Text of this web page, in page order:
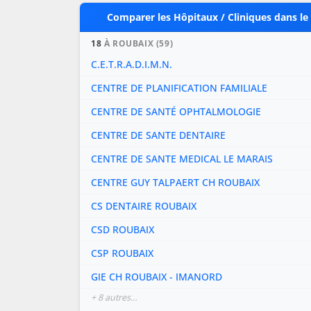
Comparer les Hôpitaux / Cliniques dans le
18 À ROUBAIX (59)
C.E.T.R.A.D.I.M.N.
CENTRE DE PLANIFICATION FAMILIALE
CENTRE DE SANTÉ OPHTALMOLOGIE
CENTRE DE SANTE DENTAIRE
CENTRE DE SANTE MEDICAL LE MARAIS
CENTRE GUY TALPAERT CH ROUBAIX
CS DENTAIRE ROUBAIX
CSD ROUBAIX
CSP ROUBAIX
GIE CH ROUBAIX - IMANORD
+ 8 autres…